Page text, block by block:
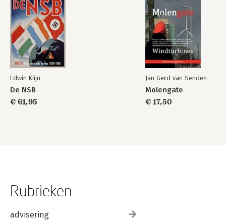
Edwin Klijn
De NSB
€ 61,95
Jan Gerd van Senden
Molengate
€ 17,50
Rubrieken
advisering